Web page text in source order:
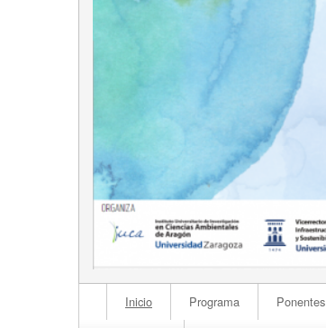
Inicio Programa Ponentes